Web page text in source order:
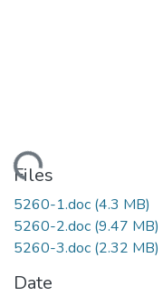
Loading...
Files
5260-1.doc (4.3 MB)
5260-2.doc (9.47 MB)
5260-3.doc (2.32 MB)
Date